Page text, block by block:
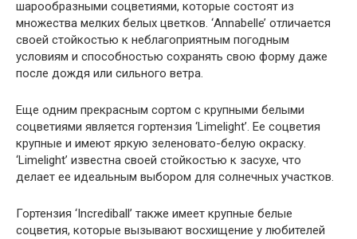
шарообразными соцветиями, которые состоят из
множества мелких белых цветков. ‘Annabelle’ отличается
своей стойкостью к неблагоприятным погодным
условиям и способностью сохранять свою форму даже
после дождя или сильного ветра.
Еще одним прекрасным сортом с крупными белыми
соцветиями является гортензия ‘Limelight’. Ее соцветия
крупные и имеют яркую зеленовато-белую окраску.
‘Limelight’ известна своей стойкостью к засухе, что
делает ее идеальным выбором для солнечных участков.
Гортензия ‘Incrediball’ также имеет крупные белые
соцветия, которые вызывают восхищение у любителей